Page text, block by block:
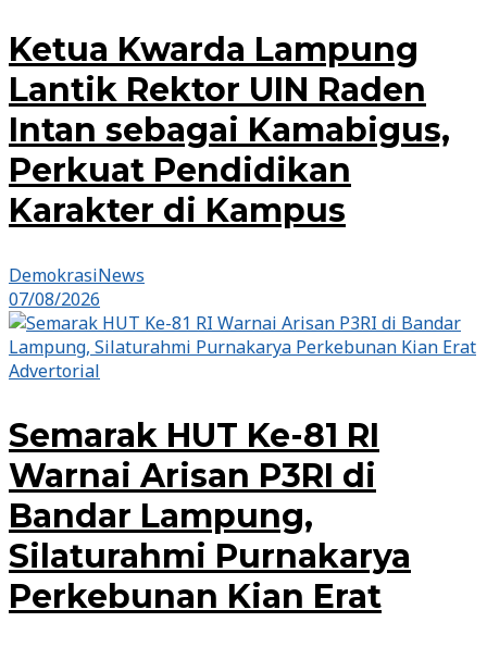
Ketua Kwarda Lampung
Lantik Rektor UIN Raden
Intan sebagai Kamabigus,
Perkuat Pendidikan
Karakter di Kampus
DemokrasiNews
07/08/2026
Advertorial
Semarak HUT Ke-81 RI
Warnai Arisan P3RI di
Bandar Lampung,
Silaturahmi Purnakarya
Perkebunan Kian Erat